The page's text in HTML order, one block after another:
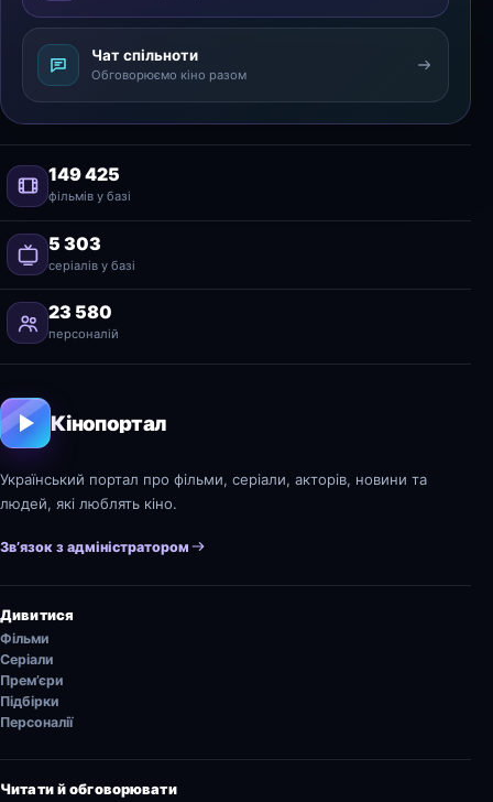
Чат спільноти
Обговорюємо кіно разом
149 425
фільмів у базі
5 303
серіалів у базі
23 580
персоналій
Кінопортал
Український портал про фільми, серіали, акторів, новини та
людей, які люблять кіно.
Зв’язок з адміністратором
Дивитися
Фільми
Серіали
Прем’єри
Підбірки
Персоналії
Читати й обговорювати